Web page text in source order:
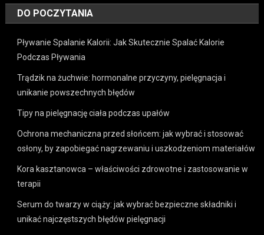
DO POCZYTANIA
Pływanie Spalanie Kalorii: Jak Skutecznie Spalać Kalorie
Podczas Pływania
Trądzik na żuchwie: hormonalne przyczyny, pielęgnacja i
unikanie powszechnych błędów
Tipy na pielęgnację ciała podczas upałów
Ochrona mechaniczna przed słońcem: jak wybrać i stosować
osłony, by zapobiegać nagrzewaniu i uszkodzeniom materiałów
Kora kasztanowca – właściwości zdrowotne i zastosowanie w
terapii
Serum do twarzy w ciąży: jak wybrać bezpieczne składniki i
unikać najczęstszych błędów pielęgnacji